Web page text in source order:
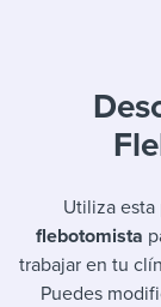
Utiliza
flebotomista
trabajar en tu
Puedes